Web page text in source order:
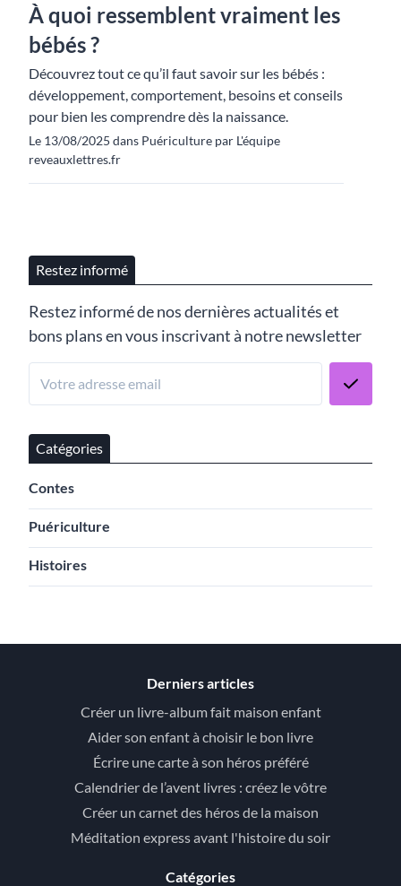
À quoi ressemblent vraiment les
bébés ?
Découvrez tout ce qu’il faut savoir sur les bébés :
développement, comportement, besoins et conseils
pour bien les comprendre dès la naissance.
Le 13/08/2025 dans Puériculture par L'équipe
reveauxlettres.fr
Restez informé
Restez informé de nos dernières actualités et
bons plans en vous inscrivant à notre newsletter
Catégories
Contes
Puériculture
Histoires
Derniers articles
Créer un livre-album fait maison enfant
Aider son enfant à choisir le bon livre
Écrire une carte à son héros préféré
Calendrier de l’avent livres : créez le vôtre
Créer un carnet des héros de la maison
Méditation express avant l'histoire du soir
Catégories